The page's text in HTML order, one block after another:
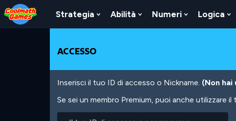
Skip
to
Top
Skip
to
Navigation
Skip
to
Main
Skip
to
Footer
Salta
al
contenuto
Strategia
Show
Submenu
Abilità
Show
Submenu
Numeri
Show
Submenu
Logica
ACCESSO
Inserisci il tuo ID di accesso o Nickname. (Non hai
Se sei un membro Premium, puoi anche utilizzare il